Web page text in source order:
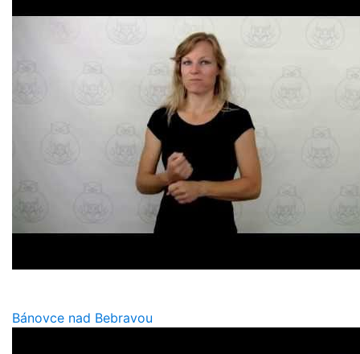
Bánovce nad Bebravou